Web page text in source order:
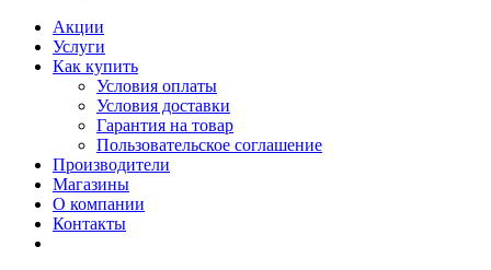
Акции
Услуги
Как купить
Условия оплаты
Условия доставки
Гарантия на товар
Пользовательское соглашение
Производители
Магазины
О компании
Контакты